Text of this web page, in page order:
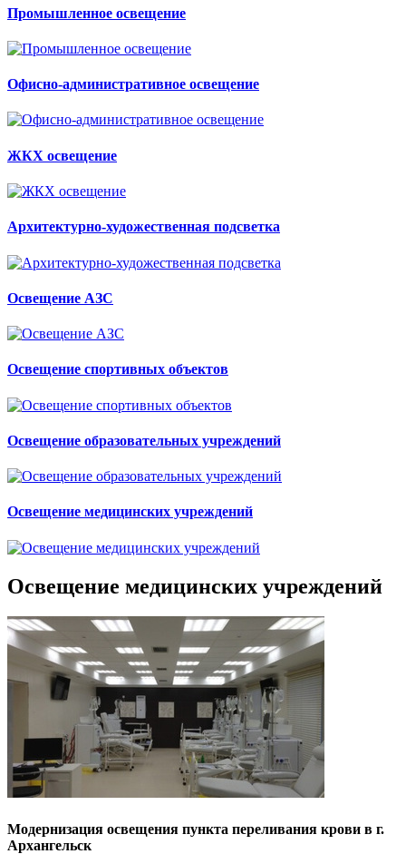
Промышленное освещение
Офисно-административное освещение
ЖКХ освещение
Архитектурно-художественная подсветка
Освещение АЗС
Освещение спортивных объектов
Освещение образовательных учреждений
Освещение медицинских учреждений
Освещение медицинских учреждений
Модернизация освещения пункта переливания крови в г.
Архангельск